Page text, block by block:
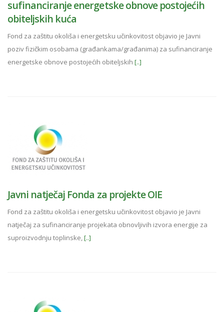
sufinanciranje energetske obnove postojećih
obiteljskih kuća
Fond za zaštitu okoliša i energetsku učinkovitost objavio je Javni
poziv fizičkim osobama (građankama/građanima) za sufinanciranje
energetske obnove postojećih obiteljskih [..]
Javni natječaj Fonda za projekte OIE
Fond za zaštitu okoliša i energetsku učinkovitost objavio je Javni
natječaj za sufinanciranje projekata obnovljivih izvora energije za
suproizvodnju toplinske,[..]